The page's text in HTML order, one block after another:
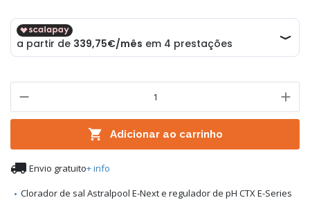
 Adicionar ao carrinho
 Envio gratuito+ info
Clorador de sal Astralpool E-Next e regulador de pH CTX E-Series